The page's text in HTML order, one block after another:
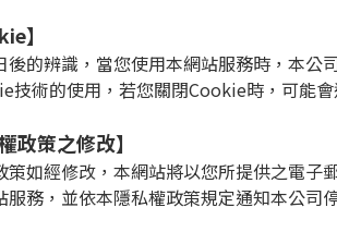
】
後的辨識，當您使用本網站服務時，本公
技術的使用，若您關閉Cookie時，可能
政策之修改】
策如經修改，本網站將以您所提供之電
服務，並依本隱私權政策規定通知本公司